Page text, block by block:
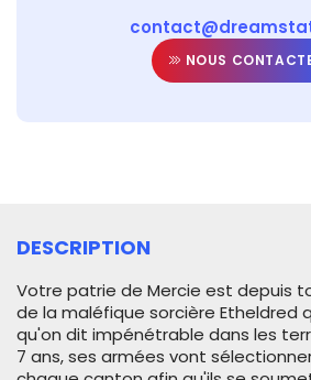
NOUS
DESCRIPTION
Votre patrie de Mercie est depuis
de la maléfique sorcière Etheldred
qu'on dit impénétrable dans les
7 ans, ses armées vont